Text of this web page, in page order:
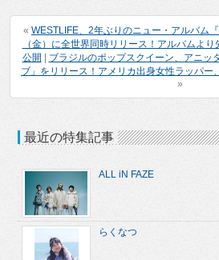
« WESTLIFE、2年ぶりのニュー・アルバム
（金）に全世界同時リリース！アルバムよ
公開
ブラジルのポップスクイーン、アニッ
ブ」をリリース！アメリカ出身女性ラッパー
»
最近の特集記事
ALL iN FAZE
らくなつ